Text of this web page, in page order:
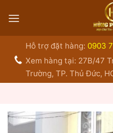
qua
Hỗ trợ đặt hàng: 0903
Xem hàng tại: 27B/47
Trường, TP. Thủ Đức,